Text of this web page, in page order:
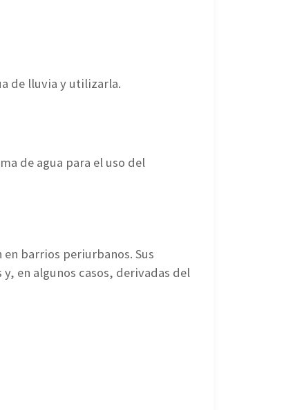
de lluvia y utilizarla.
de agua para el uso del
barrios periurbanos. Sus
en algunos casos, derivadas del